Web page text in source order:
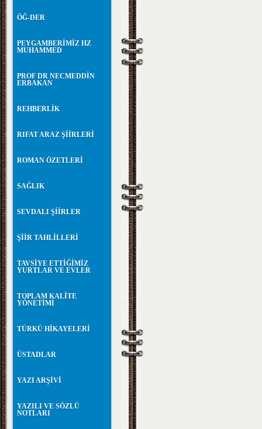
ÖĞ-DER
PEYGAMBERİMİZ HZ
MUHAMMED
PROF DR NECMEDDİN
ERBAKAN
REHBERLİK
RIFAT ARAZ ŞİİRLERİ
ROMAN ÖZETLERİ
SAĞLIK
SEVDALI ŞİİRLER
ŞİİR TAHLİLLERİ
TAVSİYE ETTİĞİMİZ
YURTLAR VE EVLER
TOPLAM KALİTE
YÖNETİMİ
TÜRKÜ HİKAYELERİ
ÜSTADLAR
YAZI ARŞİVİ
YAZILI VE SÖZLÜ
NOTLARI